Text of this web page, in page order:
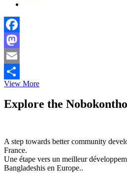
Facebook
Mastodon
Email
Share
View Moreস্বাস্থ্যবিধি
ফ্রান্সে
ঈদুল
Explore the Nobokontho
A step towards better community
France.
Une étape vers un meilleur
Bangladeshis en Europe..